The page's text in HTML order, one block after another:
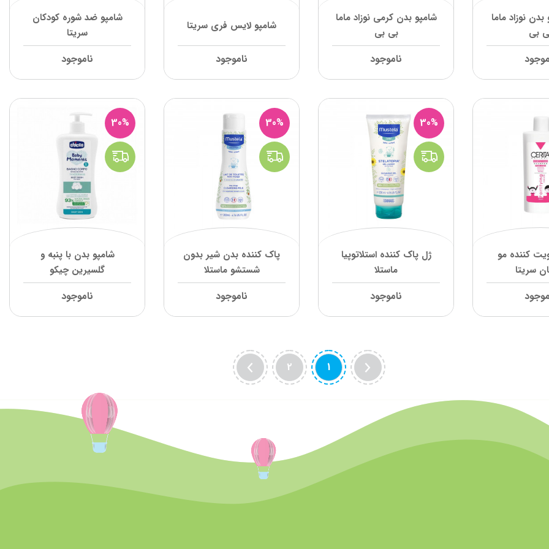
نوزاد ماما
بی
شامپو بدن کرمی نوزاد ماما
بی بی
ناموجود
شامپو لایس فری سریتا
ناموجود
شامپو ضد شوره کودکان
سریتا
ناموجود
کننده مو
سریتا
30%
ژل پاک کننده استلاتوپیا
ماستلا
ناموجود
30%
پاک کننده بدن شیر بدون
شستشو ماستلا
ناموجود
30%
شامپو بدن با پنبه و
گلسیرین چیکو
ناموجود
1
2